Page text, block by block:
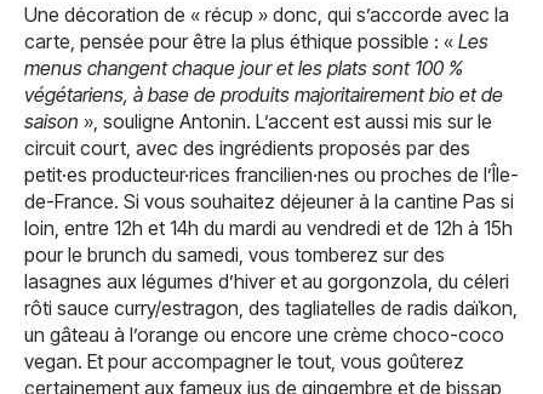
Une décoration de « récup » donc, qui s’accorde avec la
carte, pensée pour être la plus éthique possible : « Les
menus changent chaque jour et les plats sont 100 %
végétariens, à base de produits majoritairement bio et de
saison », souligne Antonin. L’accent est aussi mis sur le
circuit court, avec des ingrédients proposés par des
petit·es producteur·rices francilien·nes ou proches de l’Île-
de-France. Si vous souhaitez déjeuner à la cantine Pas si
loin, entre 12h et 14h du mardi au vendredi et de 12h à 15h
pour le brunch du samedi, vous tomberez sur des
lasagnes aux légumes d’hiver et au gorgonzola, du céleri
rôti sauce curry/estragon, des tagliatelles de radis daïkon,
un gâteau à l’orange ou encore une crème choco-coco
vegan. Et pour accompagner le tout, vous goûterez
certainement aux fameux jus de gingembre et de bissap